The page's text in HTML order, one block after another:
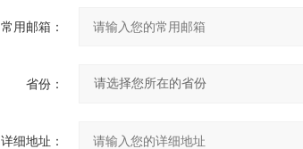
常用邮箱：
省份：
详细地址：